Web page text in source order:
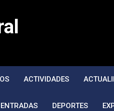
ACTIVIDADES
DEPORTES